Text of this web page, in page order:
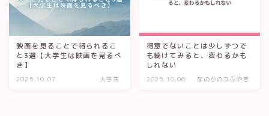
自己研鑽
資格
映画を見ることで得られるこ
と3選【大学生は映画を見るべ
き】
2025.10.07 大学生
得意でないことは少しずつで
も続けてみると、変わるかも
しれない
2025.10.06 なのかのつぶやき